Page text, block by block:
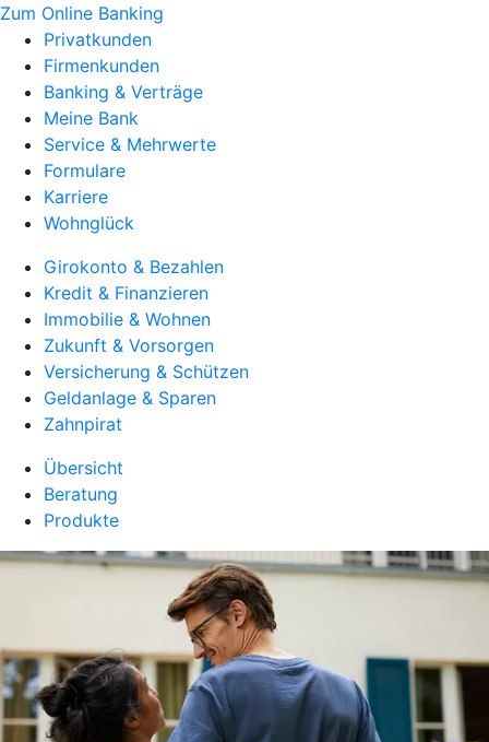
Zum Online Banking
Privatkunden
Firmenkunden
Banking & Verträge
Meine Bank
Service & Mehrwerte
Formulare
Karriere
Wohnglück
Girokonto & Bezahlen
Kredit & Finanzieren
Immobilie & Wohnen
Zukunft & Vorsorgen
Versicherung & Schützen
Geldanlage & Sparen
Zahnpirat
Übersicht
Beratung
Produkte